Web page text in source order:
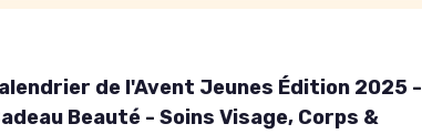
de l'Avent Jeunes Édition 2025 -
Beauté - Soins Visage, Corps &